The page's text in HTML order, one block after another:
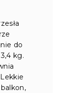
do
kg.